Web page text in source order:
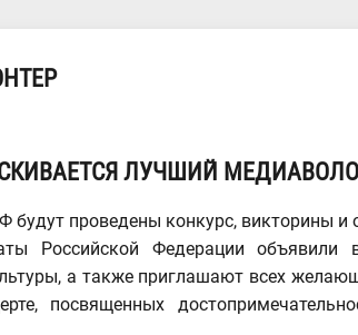
ЛУЧШИЙ
проведены конкурс, викторины и
Российской Федерации объявили
а также приглашают всех
посвященных